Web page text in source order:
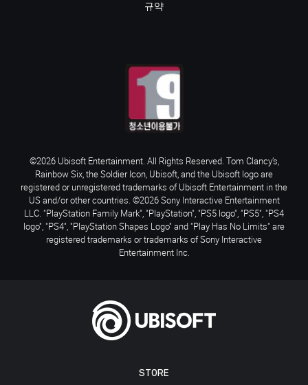
STORE
규약
©2026 Ubisoft Entertainment. All Rights Reserved. Tom Clancy’s,
Rainbow Six, the Soldier Icon, Ubisoft, and the Ubisoft logo are
registered or unregistered trademarks of Ubisoft Entertainment in the
US and/or other countries. ©2026 Sony Interactive Entertainment
LLC. "PlayStation Family Mark", "PlayStation", "PS5 logo", "PS5", "PS4
logo", "PS4", "PlayStation Shapes Logo" and "Play Has No Limits" are
registered trademarks or trademarks of Sony Interactive
Entertainment Inc.